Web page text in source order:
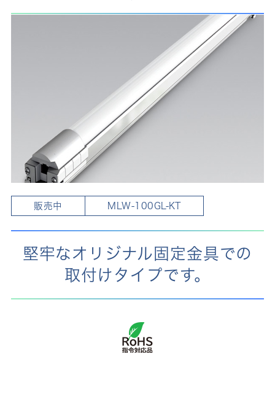
販売中 MLW-100GL-KT
堅牢なオリジナル固定金具での
取付けタイプです。